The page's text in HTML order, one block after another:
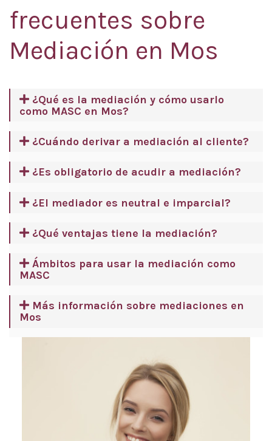
frecuentes sobre
Mediación en Mos
¿Qué es la mediación y cómo usarlo
como MASC en Mos?
¿Cuándo derivar a mediación al cliente?
¿Es obligatorio de acudir a mediación?
¿El mediador es neutral e imparcial?
¿Qué ventajas tiene la mediación?
Ámbitos para usar la mediación como
MASC
Más información sobre mediaciones en
Mos